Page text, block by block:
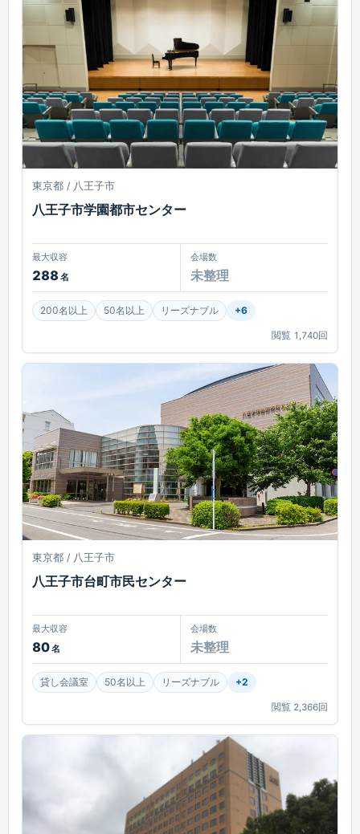
東京都 / 八王子市
八王子市学園都市センター
最大収容
288名
会場数
未整理
200名以上 50名以上 リーズナブル +6
閲覧 1,740回
東京都 / 八王子市
八王子市台町市民センター
最大収容
80名
会場数
未整理
貸し会議室 50名以上 リーズナブル +2
閲覧 2,366回